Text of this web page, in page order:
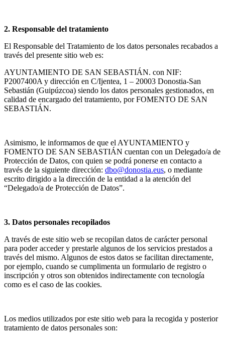
2. Responsable del tratamiento
El Responsable del Tratamiento de los datos personales recabados a
través del presente sitio web es:
AYUNTAMIENTO DE SAN SEBASTIÁN. con NIF:
P2007400A y dirección en C/Ijentea, 1 – 20003 Donostia-San
Sebastián (Guipúzcoa) siendo los datos personales gestionados, en
calidad de encargado del tratamiento, por FOMENTO DE SAN
SEBASTIÁN.
Asimismo, le informamos de que el AYUNTAMIENTO y
FOMENTO DE SAN SEBASTIÁN cuentan con un Delegado/a de
Protección de Datos, con quien se podrá ponerse en contacto a
través de la siguiente dirección: dbo@donostia.eus, o mediante
escrito dirigido a la dirección de la entidad a la atención del
“Delegado/a de Protección de Datos”.
3. Datos personales recopilados
A través de este sitio web se recopilan datos de carácter personal
para poder acceder y prestarle algunos de los servicios prestados a
través del mismo. Algunos de estos datos se facilitan directamente,
por ejemplo, cuando se cumplimenta un formulario de registro o
inscripción y otros son obtenidos indirectamente con tecnología
como es el caso de las cookies.
Los medios utilizados por este sitio web para la recogida y posterior
tratamiento de datos personales son: